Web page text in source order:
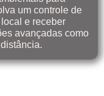
um controle de
e receber
avançadas como